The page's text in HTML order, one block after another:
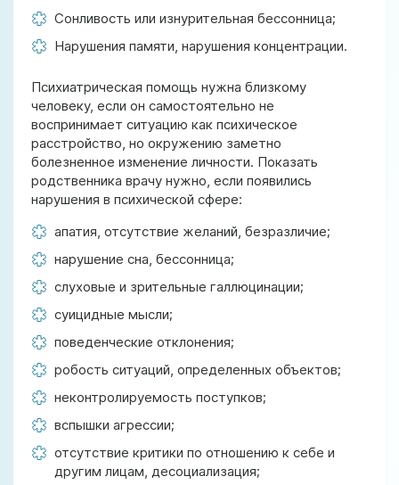
Сонливость или изнурительная бессонница;
Нарушения памяти, нарушения концентрации.
Психиатрическая помощь нужна близкому
человеку, если он самостоятельно не
воспринимает ситуацию как психическое
расстройство, но окружению заметно
болезненное изменение личности. Показать
родственника врачу нужно, если появились
нарушения в психической сфере:
апатия, отсутствие желаний, безразличие;
нарушение сна, бессонница;
слуховые и зрительные галлюцинации;
суицидные мысли;
поведенческие отклонения;
робость ситуаций, определенных объектов;
неконтролируемость поступков;
вспышки агрессии;
отсутствие критики по отношению к себе и
другим лицам, десоциализация;